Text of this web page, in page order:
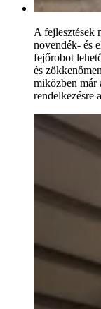
A fejlesztések
növendék- és
fejőrobot
és
miközben már
rendelkezésre